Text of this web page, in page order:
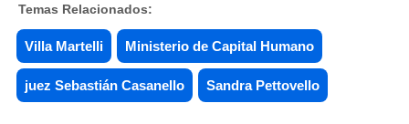
Temas Relacionados:
Villa Martelli Ministerio de Capital Humano
juez Sebastián Casanello Sandra Pettovello